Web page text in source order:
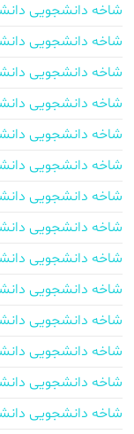
شاخه دانشجویی
شاخه دانشجویی
شاخه دانشجویی
شاخه دانشجویی
شاخه دانشجویی
شاخه دانشجویی
شاخه دانشجویی
شاخه دانشجویی
شاخه دانشجویی
شاخه دانشجویی
شاخه دانشجویی
شاخه دانشجویی
شاخه دانشجویی
شاخه دانشجویی